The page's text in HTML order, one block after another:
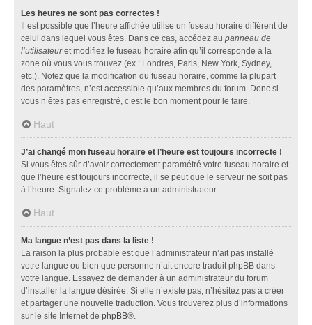
Les heures ne sont pas correctes !
Il est possible que l’heure affichée utilise un fuseau horaire différent de
celui dans lequel vous êtes. Dans ce cas, accédez au panneau de
l’utilisateuret modifiez le fuseau horaire afin qu’il corresponde à la
zone où vous vous trouvez (ex : Londres, Paris, New York, Sydney,
etc.). Notez que la modification du fuseau horaire, comme la plupart
des paramètres, n’est accessible qu’aux membres du forum. Donc si
vous n’êtes pas enregistré, c’est le bon moment pour le faire.
Haut
J’ai changé mon fuseau horaire et l’heure est toujours incorrecte !
Si vous êtes sûr d’avoir correctement paramétré votre fuseau horaire et
que l’heure est toujours incorrecte, il se peut que le serveur ne soit pas
à l’heure. Signalez ce problème à un administrateur.
Haut
Ma langue n’est pas dans la liste !
La raison la plus probable est que l’administrateur n’ait pas installé
votre langue ou bien que personne n’ait encore traduit phpBB dans
votre langue. Essayez de demander à un administrateur du forum
d’installer la langue désirée. Si elle n’existe pas, n’hésitez pas à créer
et partager une nouvelle traduction. Vous trouverez plus d’informations
sur le site Internet de phpBB®.